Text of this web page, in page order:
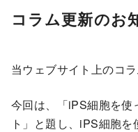
コラム更新のお
当ウェブサイト上のコラ
今回は、「iPS細胞を使
ト」と題し、iPS細胞